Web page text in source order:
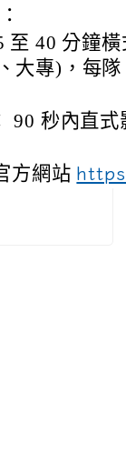
至 40 分鐘
大專)，每
90 秒內直
方網站